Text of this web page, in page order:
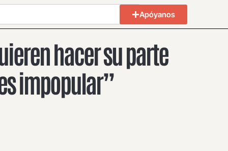
Apóyanos
hacer su parte
impopular”